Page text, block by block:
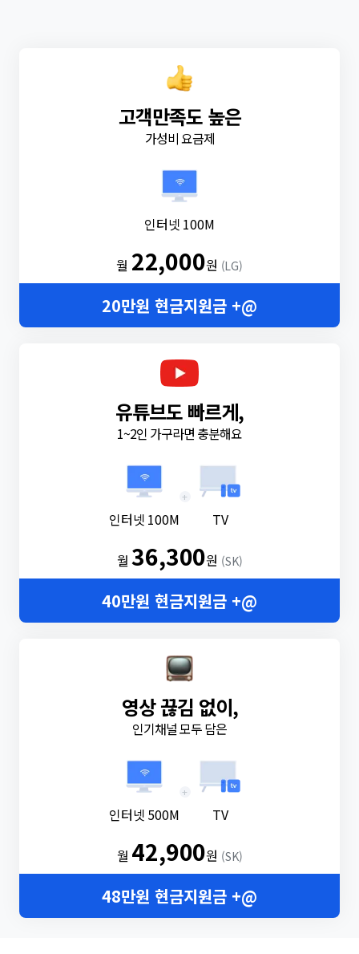
고객만족도 높은
가성비 요금제
인터넷 100M
월 22,000원 (LG)
20만원 현금지원금 +@
유튜브도 빠르게,
1~2인 가구라면 충분해요
인터넷 100M
+
TV
월36,300원 (SK)
40만원 현금지원금 +@
영상 끊김 없이,
인기채널 모두 담은
인터넷 500M
+
TV
월 42,900원 (SK)
48만원 현금지원금 +@